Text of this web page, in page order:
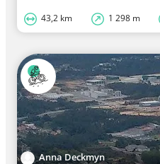
43,2 km 1 298 m
Anna Deckmyn